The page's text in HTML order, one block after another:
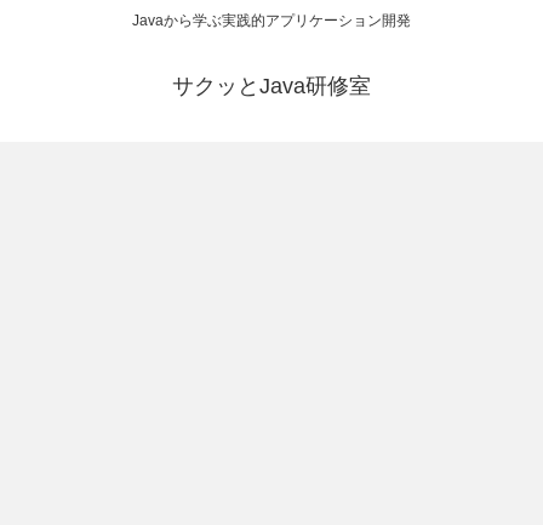
Javaから学ぶ実践的アプリケーション開発
サクッとJava研修室